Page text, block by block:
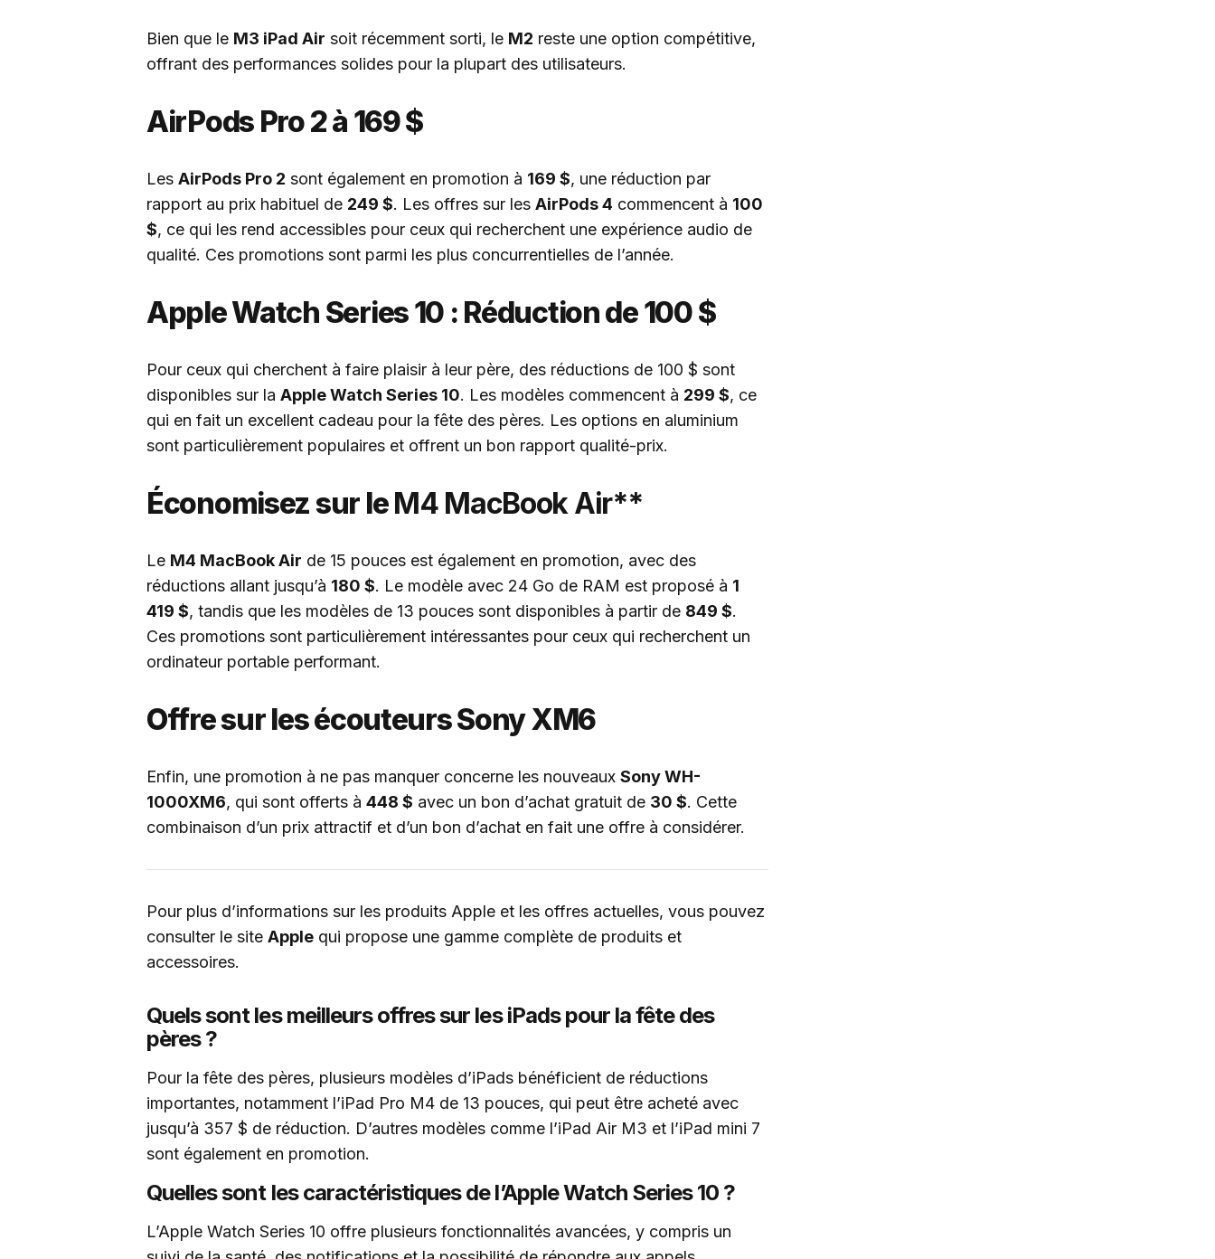
Bien que le M3 iPad Air soit récemment sorti, le M2 reste une option compétitive,
offrant des performances solides pour la plupart des utilisateurs.
AirPods Pro 2 à 169 $
Les AirPods Pro 2 sont également en promotion à 169 $, une réduction par
rapport au prix habituel de 249 $. Les offres sur les AirPods 4 commencent à 100
$, ce qui les rend accessibles pour ceux qui recherchent une expérience audio de
qualité. Ces promotions sont parmi les plus concurrentielles de l’année.
Apple Watch Series 10 : Réduction de 100 $
Pour ceux qui cherchent à faire plaisir à leur père, des réductions de 100 $ sont
disponibles sur la Apple Watch Series 10. Les modèles commencent à 299 $, ce
qui en fait un excellent cadeau pour la fête des pères. Les options en aluminium
sont particulièrement populaires et offrent un bon rapport qualité-prix.
Économisez sur leM4 MacBook Air**
Le M4 MacBook Air de 15 pouces est également en promotion, avec des
réductions allant jusqu’à 180 $. Le modèle avec 24 Go de RAM est proposé à 1
419 $, tandis que les modèles de 13 pouces sont disponibles à partir de 849 $.
Ces promotions sont particulièrement intéressantes pour ceux qui recherchent un
ordinateur portable performant.
Offre sur les écouteurs Sony XM6
Enfin, une promotion à ne pas manquer concerne les nouveaux Sony WH-
1000XM6, qui sont offerts à 448 $ avec un bon d’achat gratuit de 30 $. Cette
combinaison d’un prix attractif et d’un bon d’achat en fait une offre à considérer.
Pour plus d’informations sur les produits Apple et les offres actuelles, vous pouvez
consulter le site Apple qui propose une gamme complète de produits et
accessoires.
Quels sont les meilleurs offres sur les iPads pour la fête des
pères ?
Pour la fête des pères, plusieurs modèles d’iPads bénéficient de réductions
importantes, notamment l’iPad Pro M4 de 13 pouces, qui peut être acheté avec
jusqu’à 357 $ de réduction. D’autres modèles comme l’iPad Air M3 et l’iPad mini 7
sont également en promotion.
Quelles sont les caractéristiques de l’Apple Watch Series 10 ?
L’Apple Watch Series 10 offre plusieurs fonctionnalités avancées, y compris un